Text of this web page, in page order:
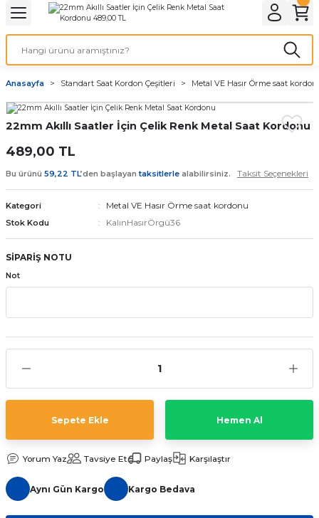
Geri Dön
& ELEKTİRİK AYDINLATMA & ELEKTRİK
BİLGİSAYAR
Geri Dön
ve Cihaz Pilleri
ÇEŞİTLERİ
ÇEŞİTLERİ
Pili
Geri Dön
Geri Dön
Kordon Çeşitleri
Kordonu
Kordonları
Anasayfa Standart Saat Kordon Çeşitleri Metal VE Hasır Örme saat
22mm Akıllı Saatler İçin Çelik Renk Metal Saat Kordonu
489,00 TL
Bu ürünü 59,22 TL’den başlayantaksitlerle alabilirsiniz. Taksit Seçenekleri
Kategori Metal VE Hasır Örme saat kordonu
Stok Kodu KalınHasırÖrgü36
SİPARİŞ NOTU
Not
Sepete Ekle Hemen Al
Yorum Yaz Tavsiye Et Paylaş Karşılaştır
Aynı Gün Kargo Kargo Bedava